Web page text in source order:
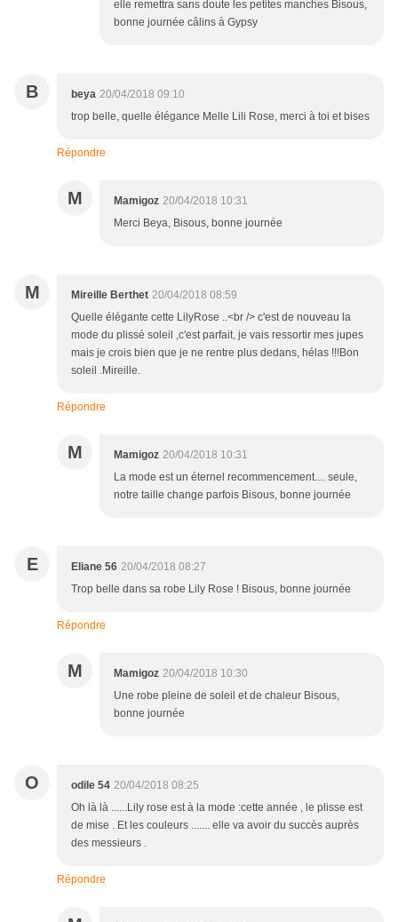
elle remettra sans doute les petites manches Bisous,
bonne journée câlins à Gypsy
B beya 20/04/2018 09:10
trop belle, quelle élégance Melle Lili Rose, merci à toi et bises
Répondre
M Mamigoz 20/04/2018 10:31
Merci Beya, Bisous, bonne journée
M Mireille Berthet 20/04/2018 08:59
Quelle élégante cette LilyRose ..<br /> c'est de nouveau la
mode du plissé soleil ,c'est parfait, je vais ressortir mes jupes
mais je crois bien que je ne rentre plus dedans, hélas !!!Bon
soleil .Mireille.
Répondre
M Mamigoz 20/04/2018 10:31
La mode est un éternel recommencement.... seule,
notre taille change parfois Bisous, bonne journée
E Eliane 56 20/04/2018 08:27
Trop belle dans sa robe Lily Rose ! Bisous, bonne journée
Répondre
M Mamigoz 20/04/2018 10:30
Une robe pleine de soleil et de chaleur Bisous,
bonne journée
O odile 54 20/04/2018 08:25
Oh là là ......Lily rose est à la mode :cette année , le plisse est
de mise . Et les couleurs ....... elle va avoir du succès auprès
des messieurs .
Répondre